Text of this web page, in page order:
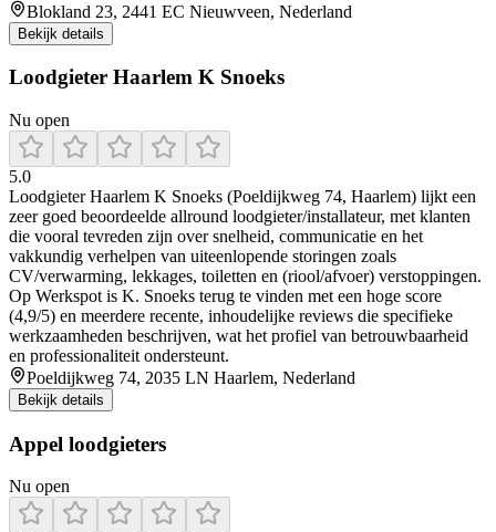
Blokland 23, 2441 EC Nieuwveen, Nederland
Bekijk details
Loodgieter Haarlem K Snoeks
Nu open
5.0
Loodgieter Haarlem K Snoeks (Poeldijkweg 74, Haarlem) lijkt een
zeer goed beoordeelde allround loodgieter/installateur, met klanten
die vooral tevreden zijn over snelheid, communicatie en het
vakkundig verhelpen van uiteenlopende storingen zoals
CV/verwarming, lekkages, toiletten en (riool/afvoer) verstoppingen.
Op Werkspot is K. Snoeks terug te vinden met een hoge score
(4,9/5) en meerdere recente, inhoudelijke reviews die specifieke
werkzaamheden beschrijven, wat het profiel van betrouwbaarheid
en professionaliteit ondersteunt.
Poeldijkweg 74, 2035 LN Haarlem, Nederland
Bekijk details
Appel loodgieters
Nu open